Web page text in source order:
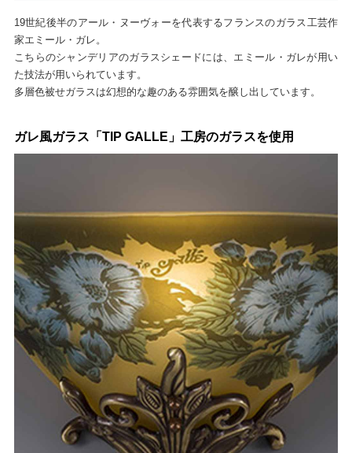
19世紀後半のアール・ヌーヴォーを代表するフランスのガラス工芸作
家エミール・ガレ。
こちらのシャンデリアのガラスシェードには、エミール・ガレが用い
た技法が用いられています。
多層色被せガラスは幻想的な趣のある雰囲気を醸し出しています。
ガレ風ガラス「TIP GALLE」工房のガラスを使用